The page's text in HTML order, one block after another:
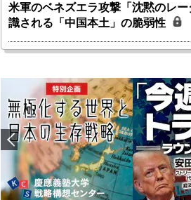
米軍のベネズエラ攻撃「沈黙のレ
識される「中国本土」の脆弱性